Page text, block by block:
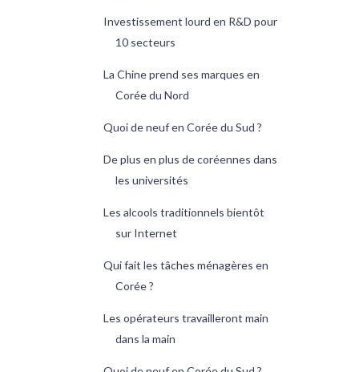
Investissement lourd en R&D pour
10 secteurs
La Chine prend ses marques en
Corée du Nord
Quoi de neuf en Corée du Sud ?
De plus en plus de coréennes dans
les universités
Les alcools traditionnels bientôt
sur Internet
Qui fait les tâches ménagères en
Corée ?
Les opérateurs travailleront main
dans la main